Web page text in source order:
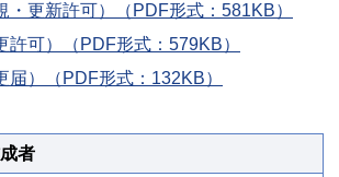
・更新許可）（PDF形式：581KB）
許可）（PDF形式：579KB）
届）（PDF形式：132KB）
者